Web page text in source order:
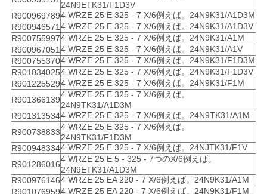
24N9ETK31/F1D3V
R9009697894 WRZE 25 E 325 - 7 X/6例えば。24N9K31/A1D3M
R9009465714 WRZE 25 E 325 - 7 X/6例えば。24N9K31/A1D3V
R9007559974 WRZE 25 E 325 - 7 X/6例えば。24N9K31/A1M
R9009670514 WRZE 25 E 325 - 7 X/6例えば。24N9K31/A1V
R9007553704 WRZE 25 E 325 - 7 X/6例えば。24N9K31/F1D3M
R9010340254 WRZE 25 E 325 - 7 X/6例えば。24N9K31/F1D3V
R9012255294 WRZE 25 E 325 - 7 X/6例えば。24N9K31/F1M
R901366139
4 WRZE 25 E 325 - 7 X/6例えば。
24N9TK31/A1D3M
R9013135344 WRZE 25 E 325 - 7 X/6例えば。24N9TK31/A1M
R900738833
4 WRZE 25 E 325 - 7 X/6例えば。
24N9TK31/F1D3M
R9009483344 WRZE 25 E 325 - 7 X/6例えば。24NJTK31/F1V
R901286016
4 WRZE 25 E 5 - 325 - 7つのX/6例えば。
24N9ETK31/A1D3M
R9009761464 WRZE 25 EA 220 - 7 X/6例えば。24N9K31/A1M
R9010769594 WRZE 25 EA 220 - 7 X/6例えば。24N9K31/F1M